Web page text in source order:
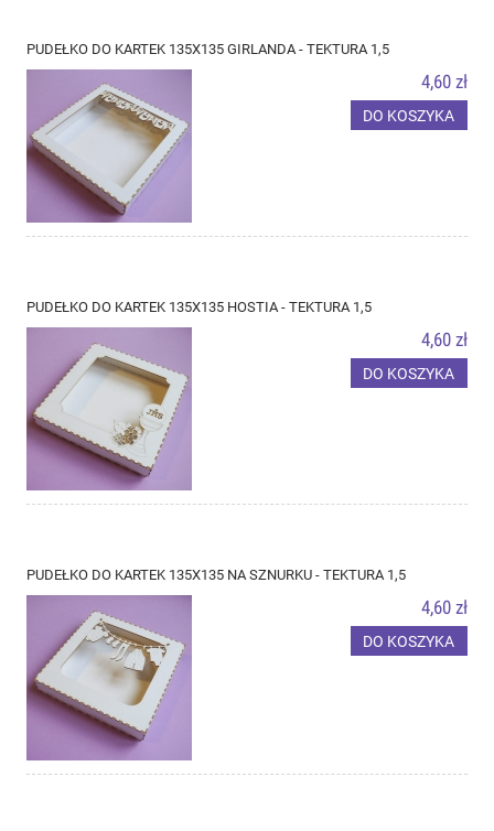
PUDEŁKO DO KARTEK 135X135 GIRLANDA - TEKTURA 1,5
4,60 zł
DO KOSZYKA
PUDEŁKO DO KARTEK 135X135 HOSTIA - TEKTURA 1,5
4,60 zł
DO KOSZYKA
PUDEŁKO DO KARTEK 135X135 NA SZNURKU - TEKTURA 1,5
4,60 zł
DO KOSZYKA